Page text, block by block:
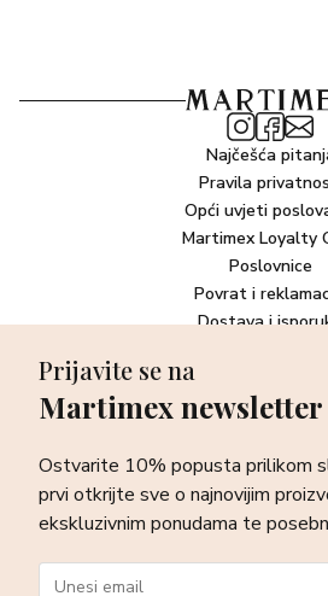
Najčešća
Pravila
Opći uvjeti
Martimex Loyalty
Poslovnice
Povrat i
Dostava i
Newsletter
sve o najnovijim proizvodima, akcijskim
ponudama te posebnim događanjima.
Prijavite se na
Martimex newsletter
Ostvarite 10% popusta prilikom
prvi otkrijte sve o najnovijim
ekskluzivnim ponudama te